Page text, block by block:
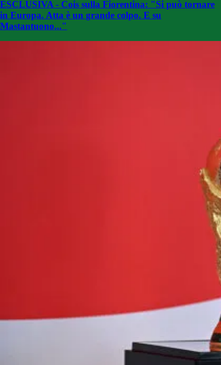
ESCLUSIVA - Cois sulla Fiorentina: "Si può tornare
in Europa. Atta è un grande colpo. E su
Mastantuono..."